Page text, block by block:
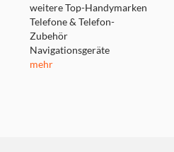
weitere Top-Handymarken
Telefone & Telefon-
Zubehör
Navigationsgeräte
mehr